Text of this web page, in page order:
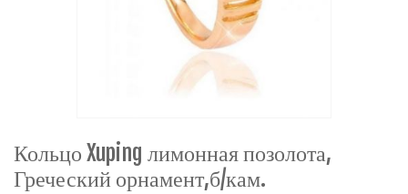
Кольцо Xuping лимонная позолота,
Греческий орнамент,б/кам.